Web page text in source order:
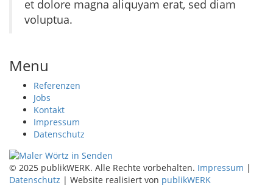
et dolore magna aliquyam erat, sed diam
voluptua.
Menu
Referenzen
Jobs
Kontakt
Impressum
Datenschutz
© 2025 publikWERK. Alle Rechte vorbehalten. Impressum |
Datenschutz | Website realisiert von publikWERK